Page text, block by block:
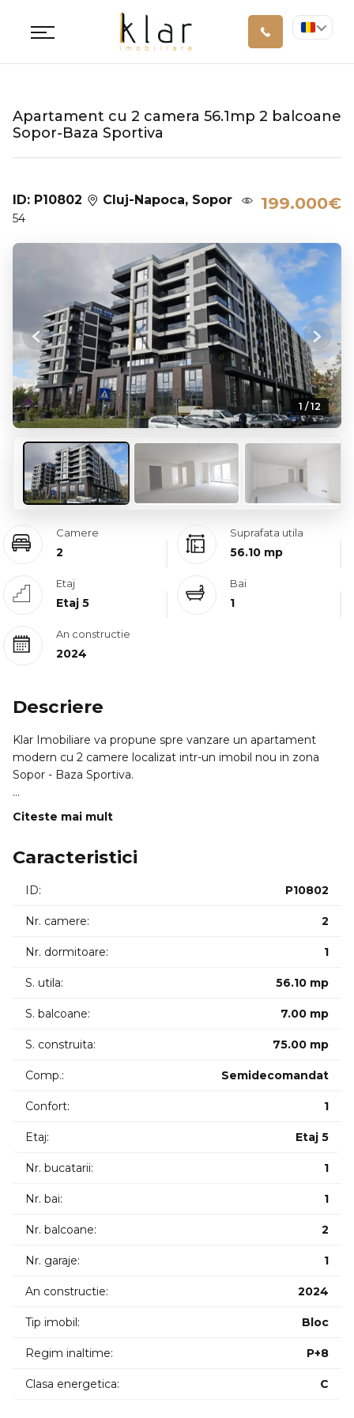
Apartament cu 2 camera 56.1mp 2 balcoane
Sopor-Baza Sportiva
ID: P10802 Cluj-Napoca, Sopor
54
199.000€
1 / 12
Previous Next
Camere
2
Suprafata utila
56.10 mp
Etaj
Etaj 5
Bai
1
An constructie
2024
Descriere
Klar Imobiliare va propune spre vanzare un apartament
modern cu 2 camere localizat intr-un imobil nou in zona
Sopor - Baza Sportiva.
Apartamentul se afla la etajul 5 din 8 cu lift orientare SE si
separata dormitor baie 2 balcoane cumuland 7mp. Daca se
sa se faca un dormitor iar bucatarie sa fie impreuna cu
living-ul open space.
Se vinde la stadiul de SEMIFINISAT.
Dispune de centrala proprie cu incalzire in pardoseala.
Apartamentul beneficiaza de o parcare subterana la pretul
Ca modalitate de plata se accepta atat plata imediata cat si
credit ipotecar. Situatie juridica clara fara sarcini.
ID intern: 11345 .
Citeste mai mult
Caracteristici
ID: P10802
Nr. camere: 2
Nr. dormitoare: 1
S. utila: 56.10 mp
S. balcoane: 7.00 mp
S. construita: 75.00 mp
Comp.: Semidecomandat
Confort: 1
Etaj: Etaj 5
Nr. bucatarii: 1
Nr. bai: 1
Nr. balcoane: 2
Nr. garaje: 1
An constructie: 2024
Tip imobil: Bloc
Regim inaltime: P+8
Clasa energetica: C